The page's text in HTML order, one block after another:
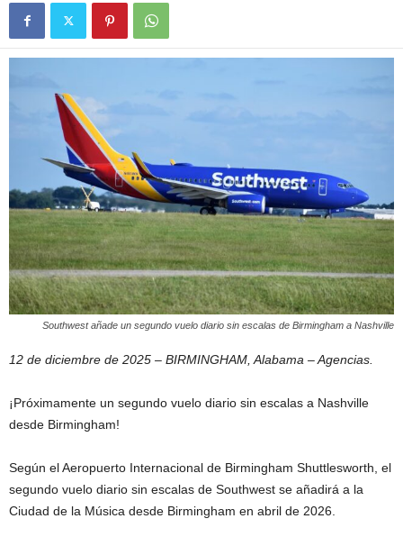
Southwest añade un segundo vuelo diario sin escalas de Birmingham a Nashville
12 de diciembre de 2025 – BIRMINGHAM, Alabama – Agencias.
¡Próximamente un segundo vuelo diario sin escalas a Nashville
desde Birmingham!
Según el Aeropuerto Internacional de Birmingham Shuttlesworth, el
segundo vuelo diario sin escalas de Southwest se añadirá a la
Ciudad de la Música desde Birmingham en abril de 2026.